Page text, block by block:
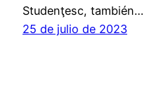
Studenţesc, también…
25 de julio de 2023